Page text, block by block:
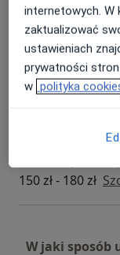
Konsultacja
150 zł - 180 zł
Druga
z jadłospisem /
150 zł - 180 zł
W jaki sposób
internetowych. W
zaktualizować
ustawieniach
prywatności
w polityka